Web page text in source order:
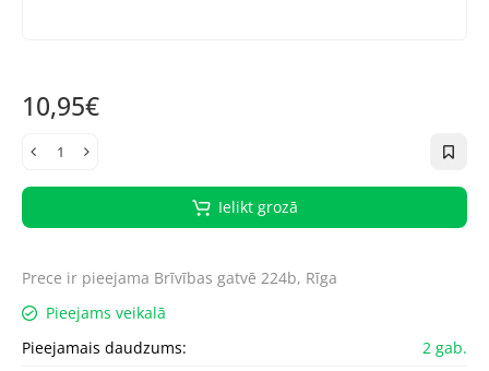
10,95€
Ielikt grozā
Prece ir pieejama Brīvības gatvē 224b, Rīga
Pieejams veikalā
Pieejamais daudzums:
2 gab.